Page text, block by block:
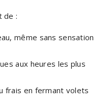
de :
même sans sensation
aux heures les plus
frais en fermant volets